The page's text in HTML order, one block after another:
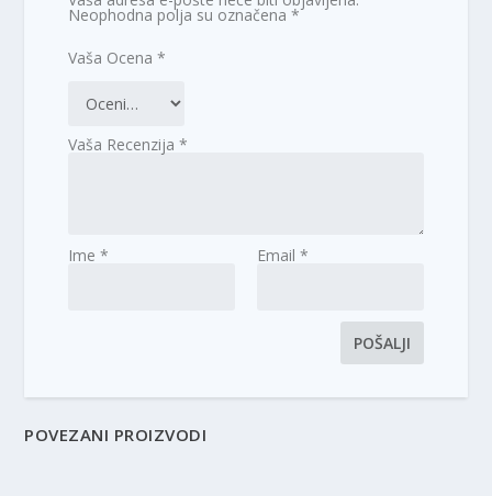
Neophodna polja su označena*
Vaša Ocena*
Vaša Recenzija*
Ime* Email *
POVEZANI PROIZVODI